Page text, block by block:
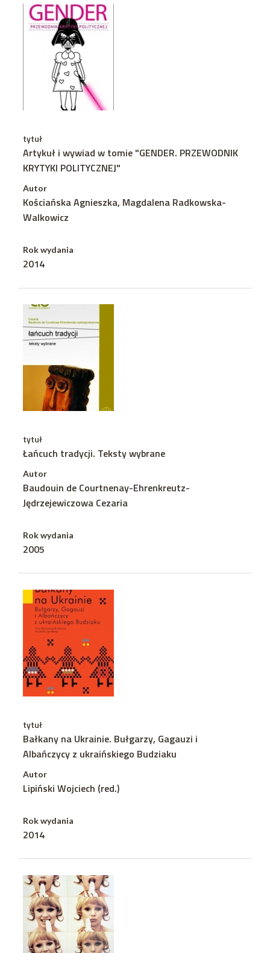
tytuł
Artykuł i wywiad w tomie "GENDER. PRZEWODNIK
KRYTYKI POLITYCZNEJ"
Autor
Kościańska Agnieszka, Magdalena Radkowska-
Walkowicz
Rok wydania
2014
tytuł
Łańcuch tradycji. Teksty wybrane
Autor
Baudouin de Courtnenay-Ehrenkreutz-
Jędrzejewiczowa Cezaria
Rok wydania
2005
tytuł
Bałkany na Ukrainie. Bułgarzy, Gagauzi i
Albańczycy z ukraińskiego Budziaku
Autor
Lipiński Wojciech (red.)
Rok wydania
2014